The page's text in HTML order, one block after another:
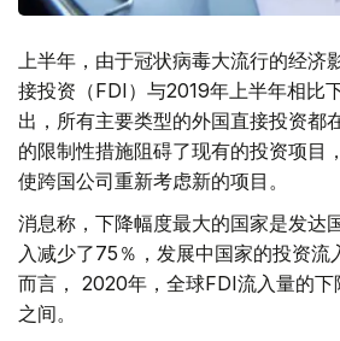
上半年，由于冠状病毒大流行的经济
接投资（FDI）与2019年上半年相比
出，所有主要类型的外国直接投资都
的限制性措施阻碍了现有的投资项目
使跨国公司重新考虑新的项目。
消息称，下降幅度最大的国家是发达
入减少了75％，发展中国家的投资流
而言， 2020年，全球FDI流入量的
之间。